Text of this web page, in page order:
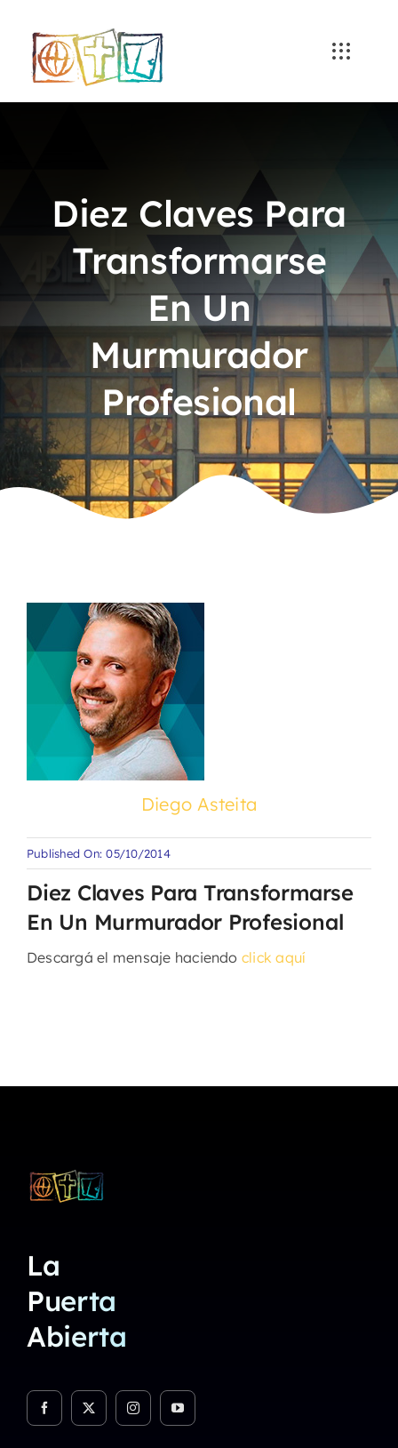
content
Diez Claves Para
Transformarse
En Un
Murmurador
Profesional
Diego Asteita
Published On: 05/10/2014
Diez Claves Para Transformarse
En Un Murmurador Profesional
Descargá el mensaje haciendo click aquí
La
Puerta
Abierta